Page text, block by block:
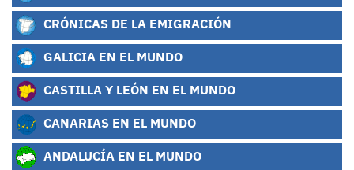
CRÓNICAS DE LA EMIGRACIÓN
GALICIA EN EL MUNDO
CASTILLA Y LEÓN EN EL MUNDO
CANARIAS EN EL MUNDO
ANDALUCÍA EN EL MUNDO